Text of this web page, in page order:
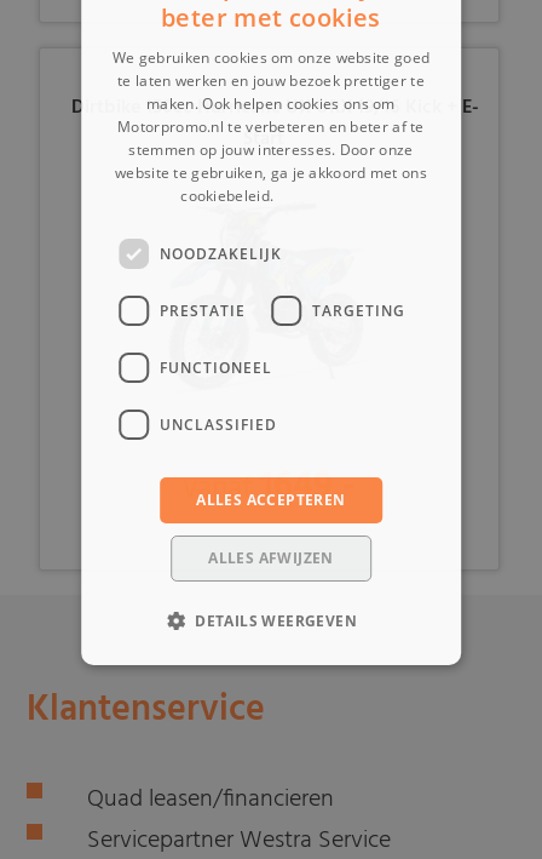
Dirtbike 150cc Hurricane UX URX 19/16 Kick + E-
Start
vanaf1649,-
Klantenservice
Quad leasen/financieren
Servicepartner Westra Service
beter met cookies
We gebruiken cookies om onze website goed
te laten werken en jouw bezoek prettiger te
maken. Ook helpen cookies ons om
Motorpromo.nl te verbeteren en beter af te
stemmen op jouw interesses. Door onze
website te gebruiken, ga je akkoord met ons
cookiebeleid.
NOODZAKELIJK
PRESTATIE TARGETING
FUNCTIONEEL
UNCLASSIFIED
ALLES ACCEPTEREN
ALLES AFWIJZEN
DETAILS WEERGEVEN